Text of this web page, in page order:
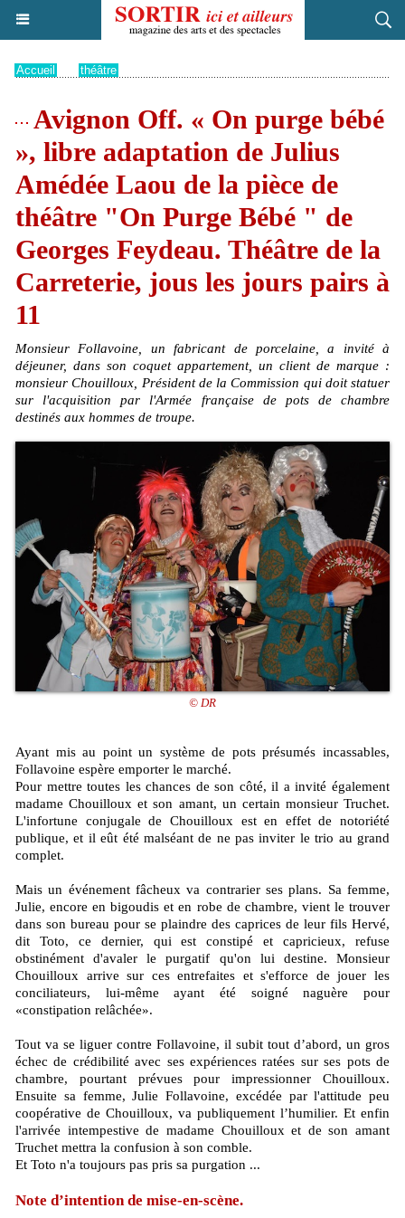
Accueil théâtre
Avignon Off. « On purge bébé
», libre adaptation de Julius
Amédée Laou de la pièce de
théâtre "On Purge Bébé " de
Georges Feydeau. Théâtre de la
Carreterie, jous les jours pairs à
11
Monsieur Follavoine, un fabricant de porcelaine, a invité à
déjeuner, dans son coquet appartement, un client de marque :
monsieur Chouilloux, Président de la Commission qui doit statuer
sur l'acquisition par l'Armée française de pots de chambre
destinés aux hommes de troupe.
© DR
Ayant mis au point un système de pots présumés incassables,
Follavoine espère emporter le marché.
Pour mettre toutes les chances de son côté, il a invité également
madame Chouilloux et son amant, un certain monsieur Truchet.
L'infortune conjugale de Chouilloux est en effet de notoriété
publique, et il eût été malséant de ne pas inviter le trio au grand
complet.
Mais un événement fâcheux va contrarier ses plans. Sa femme,
Julie, encore en bigoudis et en robe de chambre, vient le trouver
dans son bureau pour se plaindre des caprices de leur fils Hervé,
dit Toto, ce dernier, qui est constipé et capricieux, refuse
obstinément d'avaler le purgatif qu'on lui destine. Monsieur
Chouilloux arrive sur ces entrefaites et s'efforce de jouer les
conciliateurs, lui-même ayant été soigné naguère pour
«constipation relâchée».
Tout va se liguer contre Follavoine, il subit tout d’abord, un gros
échec de crédibilité avec ses expériences ratées sur ses pots de
chambre, pourtant prévues pour impressionner Chouilloux.
Ensuite sa femme, Julie Follavoine, excédée par l'attitude peu
coopérative de Chouilloux, va publiquement l’humilier. Et enfin
l'arrivée intempestive de madame Chouilloux et de son amant
Truchet mettra la confusion à son comble.
Et Toto n'a toujours pas pris sa purgation ...
Note d’intention de mise-en-scène.